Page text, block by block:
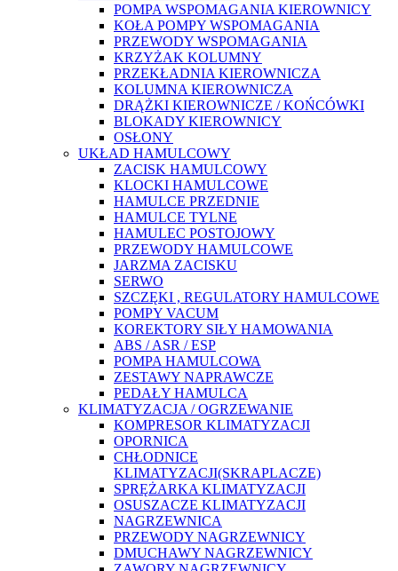
POMPA WSPOMAGANIA KIEROWNICY
KOŁA POMPY WSPOMAGANIA
PRZEWODY WSPOMAGANIA
KRZYŻAK KOLUMNY
PRZEKŁADNIA KIEROWNICZA
KOLUMNA KIEROWNICZA
DRĄŻKI KIEROWNICZE / KOŃCÓWKI
BLOKADY KIEROWNICY
OSŁONY
UKŁAD HAMULCOWY
ZACISK HAMULCOWY
KLOCKI HAMULCOWE
HAMULCE PRZEDNIE
HAMULCE TYLNE
HAMULEC POSTOJOWY
PRZEWODY HAMULCOWE
JARZMA ZACISKU
SERWO
SZCZĘKI , REGULATORY HAMULCOWE
POMPY VACUM
KOREKTORY SIŁY HAMOWANIA
ABS / ASR / ESP
POMPA HAMULCOWA
ZESTAWY NAPRAWCZE
PEDAŁY HAMULCA
KLIMATYZACJA / OGRZEWANIE
KOMPRESOR KLIMATYZACJI
OPORNICA
CHŁODNICE
KLIMATYZACJI(SKRAPLACZE)
SPRĘŻARKA KLIMATYZACJI
OSUSZACZE KLIMATYZACJI
NAGRZEWNICA
PRZEWODY NAGRZEWNICY
DMUCHAWY NAGRZEWNICY